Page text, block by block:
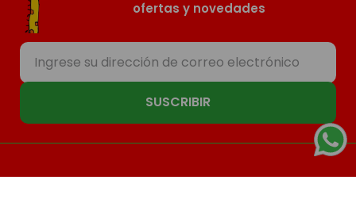
ofertas y novedades
SUSCRIBIR